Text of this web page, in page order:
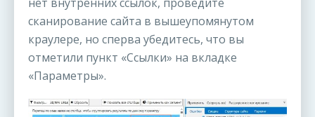
сканирование сайта в вышеупомянутом
краулере, но сперва убедитесь, что вы
отметили пункт «Ссылки» на вкладке
«Параметры».